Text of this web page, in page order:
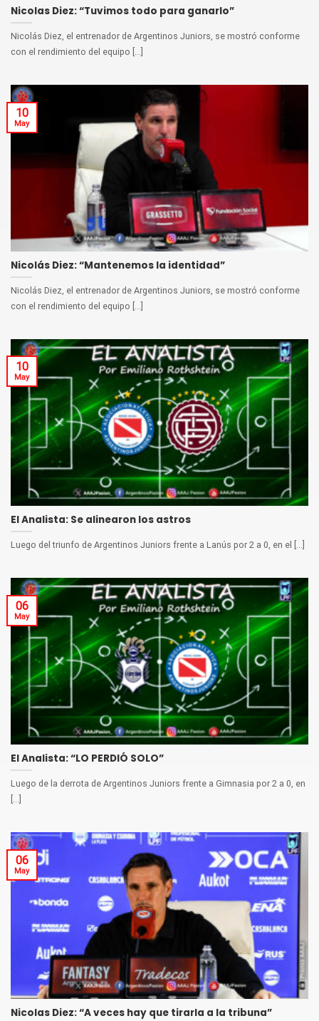
Nicolas Diez: “Tuvimos todo para ganarlo”
Nicolás Diez, el entrenador de Argentinos Juniors, se mostró conforme
con el rendimiento del equipo [...]
Nicolás Diez: “Mantenemos la identidad”
Nicolás Diez, el entrenador de Argentinos Juniors, se mostró conforme
con el rendimiento del equipo [...]
10
May
El Analista: Se alinearon los astros
Luego del triunfo de Argentinos Juniors frente a Lanús por 2 a 0, en el [...]
10
May
El Analista: “LO PERDIÓ SOLO”
Luego de la derrota de Argentinos Juniors frente a Gimnasia por 2 a 0, en
[...]
06
May
Nicolas Diez: “A veces hay que tirarla a la tribuna”
06
May